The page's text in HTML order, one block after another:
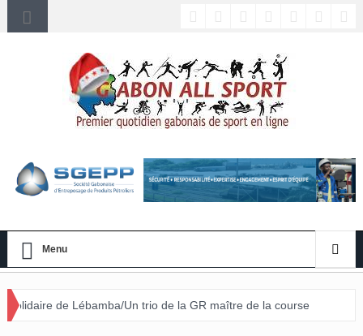
Menu
Un trio de la GR maître de la course